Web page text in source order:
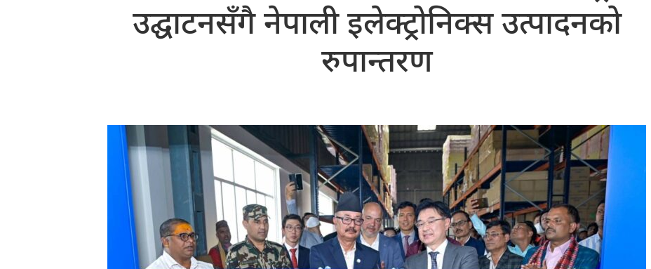
उद्घाटनसँगै नेपाली इलेक्ट्रोनिक्स उत्पादनको
रुपान्तरण